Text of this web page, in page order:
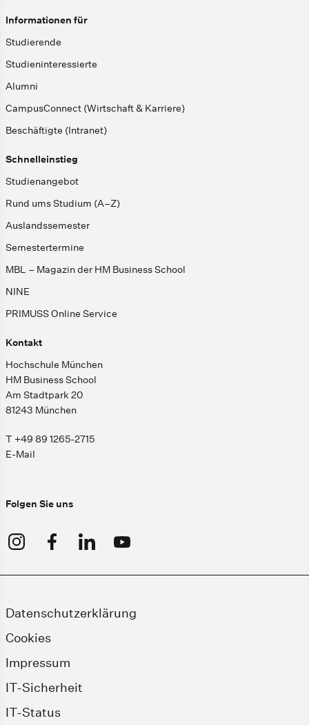
Informationen für
Studierende
Studieninteressierte
Alumni
CampusConnect (Wirtschaft & Karriere)
Beschäftigte (Intranet)
Schnelleinstieg
Studienangebot
Rund ums Studium (A–Z)
Auslandssemester
Semestertermine
MBL – Magazin der HM Business School
NINE
PRIMUSS Online Service
Kontakt
Hochschule München
HM Business School
Am Stadtpark 20
81243 München
T +49 89 1265-2715
E-Mail
Folgen Sie uns
Datenschutzerklärung
Cookies
Impressum
IT-Sicherheit
IT-Status